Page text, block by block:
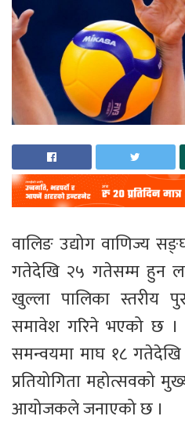
वालिङ उद्योग वाणिज्य
गतेदेखि २५ गतेसम्म हुन
खुल्ला पालिका स्तरीय
समावेश गरिने भएको छ
समन्वयमा माघ १८
प्रतियोगिता महोत्सवको
आयोजकले जनाएको छ ।